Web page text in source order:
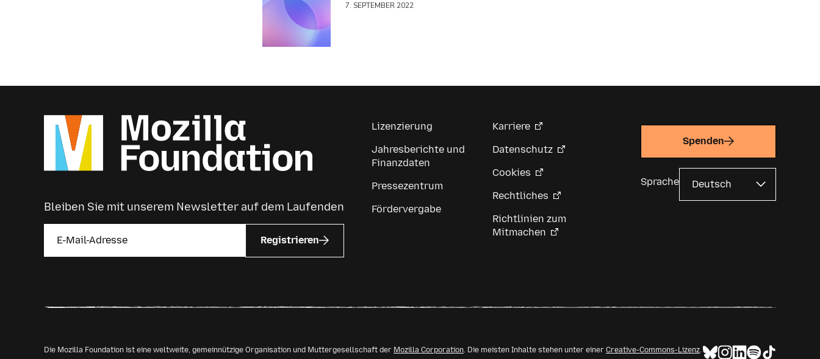
7. SEPTEMBER 2022
Bleiben Sie mit unserem Newsletter auf dem Laufenden
Registrieren
Lizenzierung
Jahresberichte und
Finanzdaten
Pressezentrum
Fördervergabe
Karriere
Datenschutz
Cookies
Rechtliches
Richtlinien zum
Mitmachen
Spenden
Sprache
Die Mozilla Foundation ist eine weltweite, gemeinnützige Organisation und Muttergesellschaft der Mozilla Corporation . Die meisten Inhalte stehen unter einer Creative-Commons-Lizenz